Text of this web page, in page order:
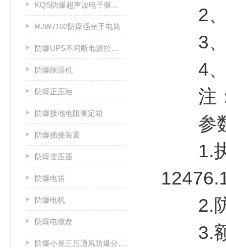
KQS防爆超声波电子驱鼠器
RJW7102防爆强光手电筒
防爆UPS不间断电源控制柜
防爆除湿机
防爆正压柜
防爆接地电阻测定箱
防爆插接装置
防爆变压器
防爆电笛
防爆电机
防爆电缆盘
防爆小屋正压通风防爆分析小屋
2、
3、
4、
注：
参
1.执
2.防
3.额